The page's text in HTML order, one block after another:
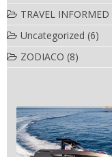
TRAVEL INFORMED
Uncategorized (6)
ZODIACO (8)